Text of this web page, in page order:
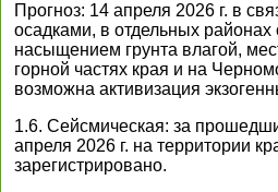
Прогноз: 14 апреля 2026 г. в
осадками, в отдельных
насыщением грунта влагой,
горной частях края и на
возможна активизация
1.6. Сейсмическая: за
апреля 2026 г. на территории
зарегистрировано.